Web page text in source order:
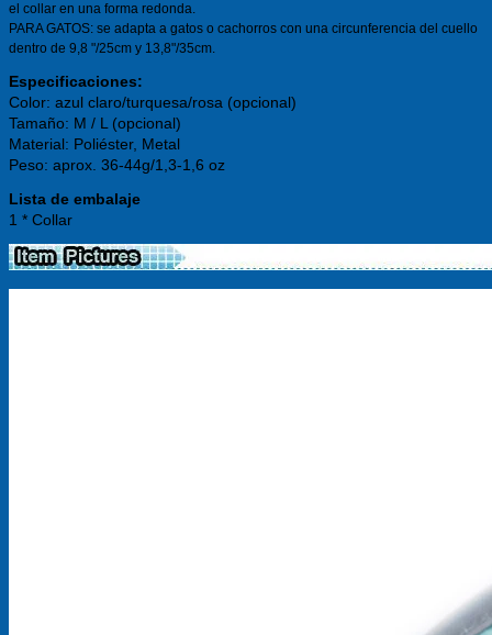
el collar en una forma redonda.
PARA GATOS: se adapta a gatos o cachorros con una circunferencia del cuello
dentro de 9,8 "/25cm y 13,8"/35cm.
Especificaciones:
Color: azul claro/turquesa/rosa (opcional)
Tamaño: M / L (opcional)
Material: Poliéster, Metal
Peso: aprox. 36-44g/1,3-1,6 oz
Lista de embalaje
1 * Collar